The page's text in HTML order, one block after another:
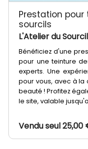
Prestation
sourcils
L'Atelier du Sourcil
Bénéficiez d'une
pour une teinture
experts. Une
pour vous, avec à la
beauté ! Profitez
le site, valable
Vendu seul 25,00